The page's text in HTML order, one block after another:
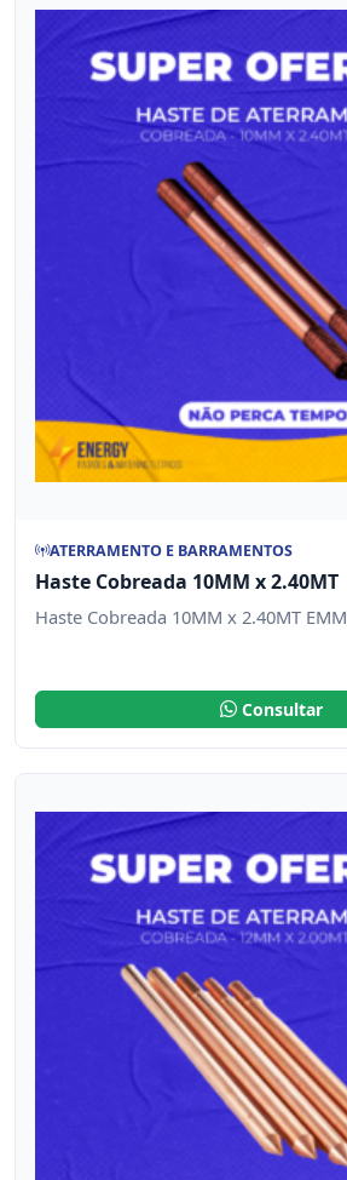
ATERRAMENTO E BARRAMENTOS
Haste Cobreada 10MM x 2.40MT
Haste Cobreada 10MM x 2.40MT EMM
Consultar